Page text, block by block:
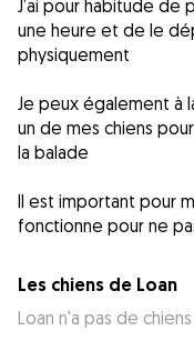
J’ai pour habitude de
une heure et de le
physiquement
Je peux également à
un de mes chiens
la balade
Il est important pour
Les chiens de Loan
Loan n'a pas de